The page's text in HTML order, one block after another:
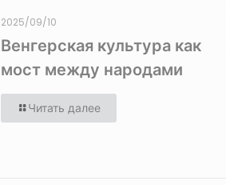
2025/09/10
Венгерская культура как
мост между народами
Читать далее